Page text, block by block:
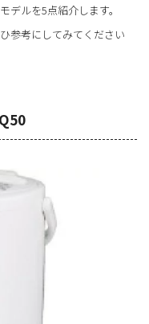
デルを5点紹介します。
参考にしてみてください